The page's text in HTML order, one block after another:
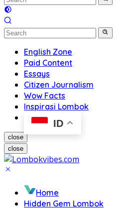
English Zone
Paid Content
Essays
Citizen Journalism
Wow Facts
Inspirasi Lombok
ID
close
close
Home
Hidden Gem Lombok